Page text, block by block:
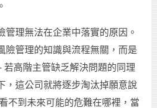
管理無法在企業中落實的原因。
險管理的知識與流程無關，而是
若高階主管缺乏解決問題的同理
，這公司就將逐步淘汰掉願意說
不到未來可能的危難在哪裡，當